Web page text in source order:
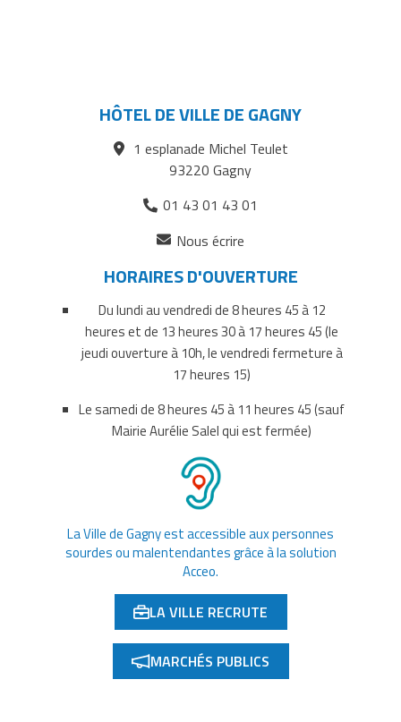
HÔTEL DE VILLE DE GAGNY
1 esplanade Michel Teulet
93220 Gagny
01 43 01 43 01
Nous écrire
un
nouvel
onglet)
HORAIRES D'OUVERTURE
Du lundi au vendredi de 8 heures 45 à 12
heures et de 13 heures 30 à 17 heures 45 (le
jeudi ouverture à 10h, le vendredi fermeture à
17 heures 15)
Le samedi de 8 heures 45 à 11 heures 45 (sauf
Mairie Aurélie Salel qui est fermée)
La Ville de Gagny est accessible aux personnes
sourdes ou malentendantes grâce à la solution
Acceo.
LA VILLE RECRUTE
(OUVERTURE DANS UN NOUVEL ONGLET)
MARCHÉS PUBLICS
(OUVERTURE DANS UN NOUVEL ONGLET)